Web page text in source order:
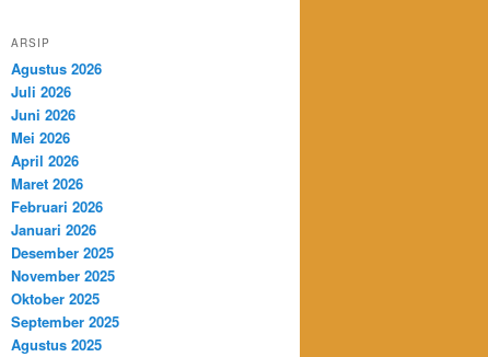
ARSIP
Agustus 2026
Juli 2026
Juni 2026
Mei 2026
April 2026
Maret 2026
Februari 2026
Januari 2026
Desember 2025
November 2025
Oktober 2025
September 2025
Agustus 2025